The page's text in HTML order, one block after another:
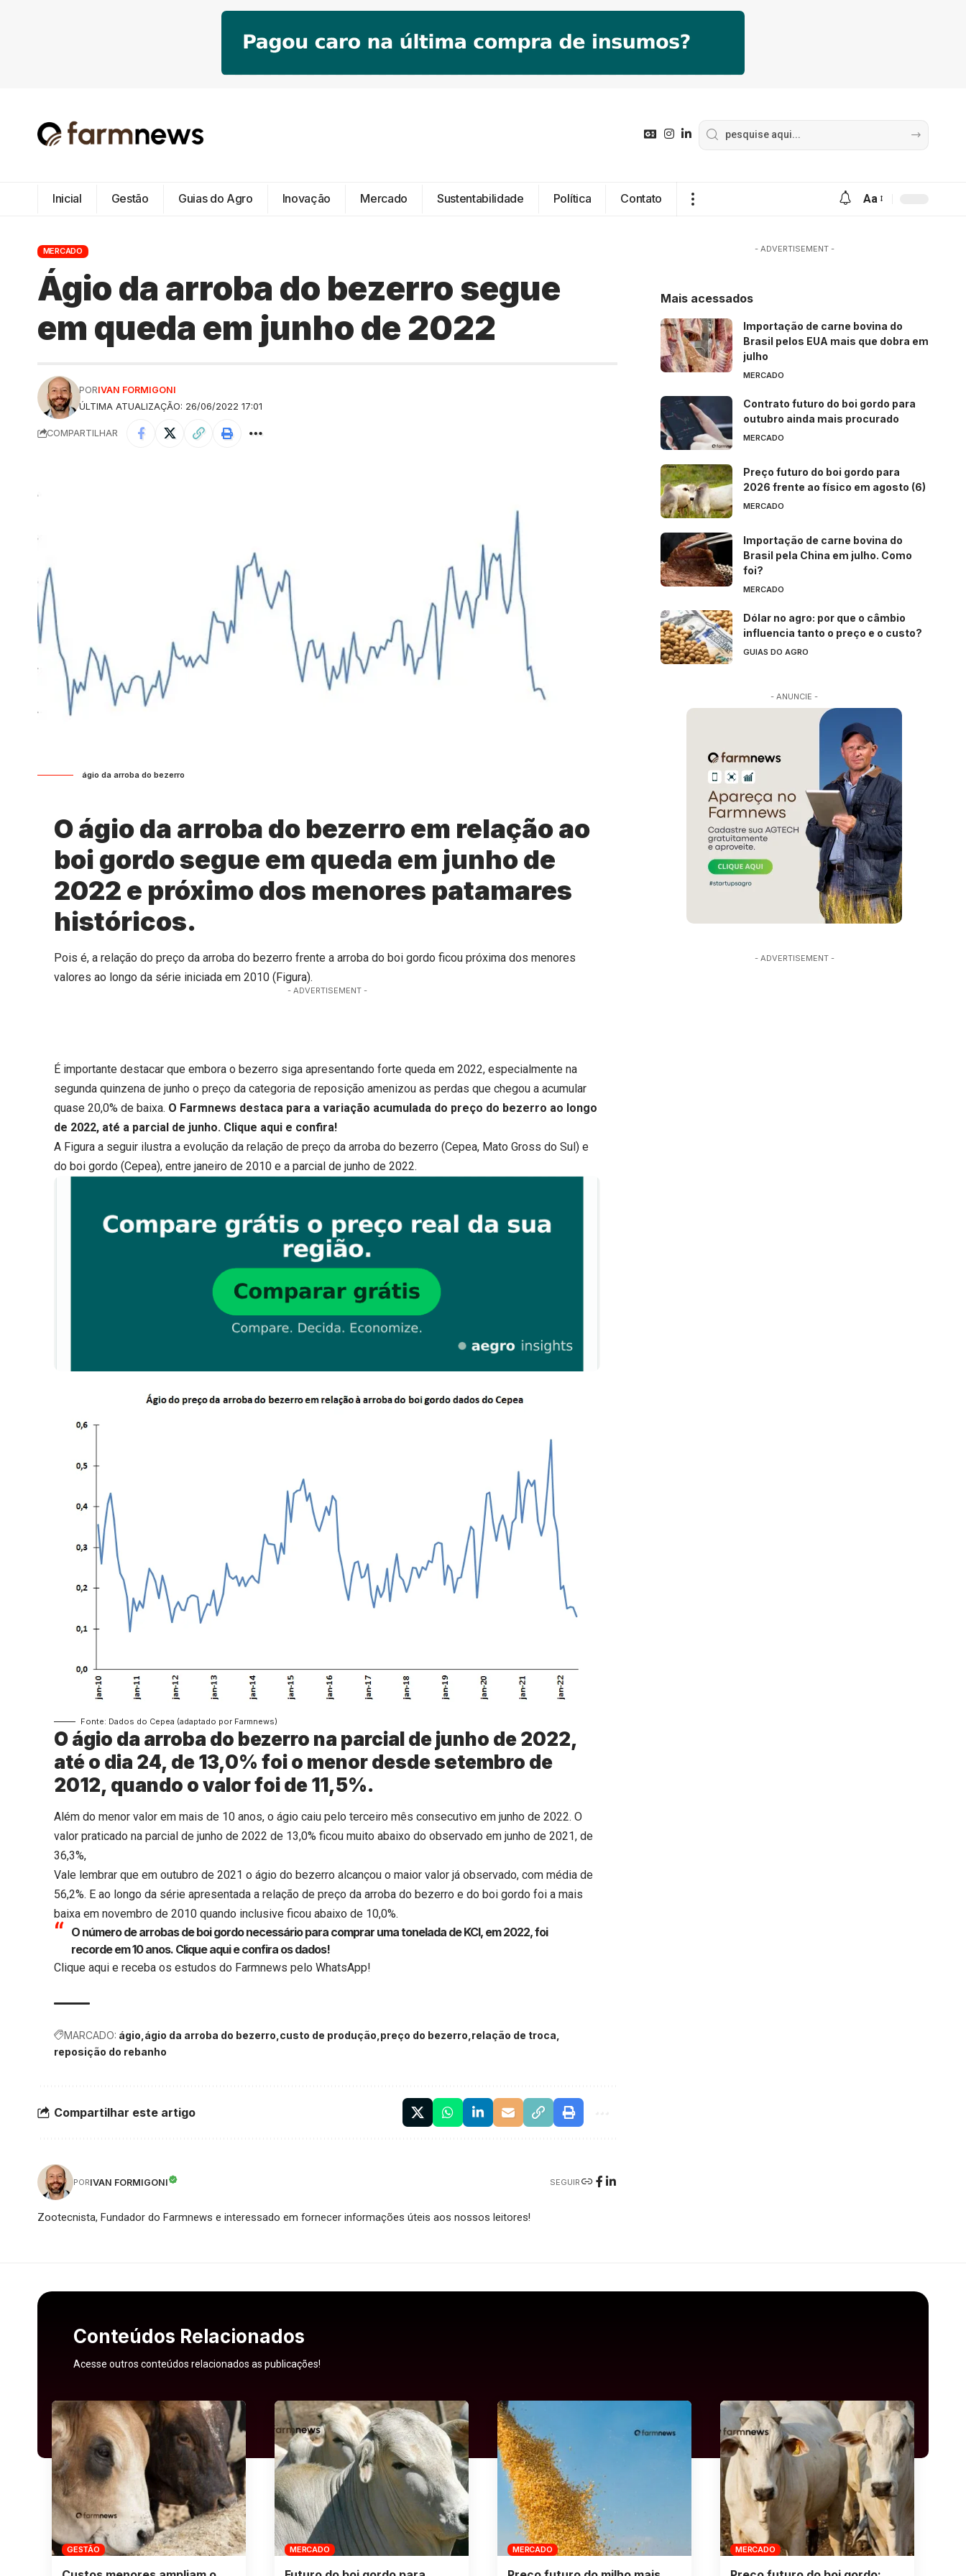
Inicial Gestão Guias do Agro Inovação Mercado Sustentabilidade Política Contato Aa
MERCADO
Ágio da arroba do bezerro segue
em queda em junho de 2022
ÚLTIMA ATUALIZAÇÃO: 26/06/2022 17:01
PORIVAN FORMIGONI
COMPARTILHAR
ágio da arroba do bezerro
O ágio da arroba do bezerro em relação ao
boi gordo segue em queda em junho de
2022 e próximo dos menores patamares
históricos.
Pois é, a relação do preço da arroba do bezerro frente a arroba do boi gordo ficou próxima dos menores
valores ao longo da série iniciada em 2010 (Figura).
- ADVERTISEMENT -
É importante destacar que embora o bezerro siga apresentando forte queda em 2022, especialmente na
segunda quinzena de junho o preço da categoria de reposição amenizou as perdas que chegou a acumular
quase 20,0% de baixa. O Farmnews destaca para a variação acumulada do preço do bezerro ao longo
de 2022, até a parcial de junho. Clique aqui e confira!
A Figura a seguir ilustra a evolução da relação de preço da arroba do bezerro (Cepea, Mato Gross do Sul) e
do boi gordo (Cepea), entre janeiro de 2010 e a parcial de junho de 2022.
Fonte: Dados do Cepea (adaptado por Farmnews)
O ágio da arroba do bezerro na parcial de junho de 2022,
até o dia 24, de 13,0% foi o menor desde setembro de
2012, quando o valor foi de 11,5%.
Além do menor valor em mais de 10 anos, o ágio caiu pelo terceiro mês consecutivo em junho de 2022. O
valor praticado na parcial de junho de 2022 de 13,0% ficou muito abaixo do observado em junho de 2021, de
36,3%,
Vale lembrar que em outubro de 2021 o ágio do bezerro alcançou o maior valor já observado, com média de
56,2%. E ao longo da série apresentada a relação de preço da arroba do bezerro e do boi gordo foi a mais
baixa em novembro de 2010 quando inclusive ficou abaixo de 10,0%.
O número de arrobas de boi gordo necessário para comprar uma tonelada de KCl, em 2022, foi
recorde em 10 anos. Clique aquie confira os dados!
Clique aqui e receba os estudos do Farmnews pelo WhatsApp!
MARCADO: ágio ágio da arroba do bezerro custo de produção preço do bezerro relação de troca
reposição do rebanho
Compartilhar este artigo
PORIVAN FORMIGONI SEGUIR
Zootecnista, Fundador do Farmnews e interessado em fornecer informações úteis aos nossos leitores!
- ADVERTISEMENT -
Mais acessados
Importação de carne bovina do
Brasil pelos EUA mais que dobra em
julho
MERCADO
Contrato futuro do boi gordo para
outubro ainda mais procurado
MERCADO
Preço futuro do boi gordo para
2026 frente ao físico em agosto (6)
MERCADO
Importação de carne bovina do
Brasil pela China em julho. Como
foi?
MERCADO
Dólar no agro: por que o câmbio
influencia tanto o preço e o custo?
GUIAS DO AGRO
- ANUNCIE -
- ADVERTISEMENT -
Conteúdos Relacionados
Acesse outros conteúdos relacionados as publicações!
GESTÃO MERCADO MERCADO MERCADO